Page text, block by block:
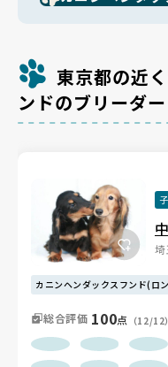
東京都の近
ンドのブリーダー
カニンヘンダックスフンド(ロ
総合評価 100点 （12/12）